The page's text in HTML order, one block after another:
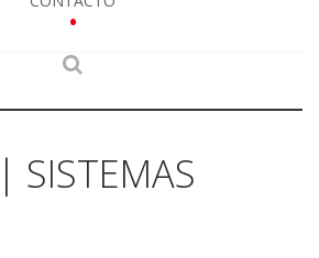
•
SISTEMAS